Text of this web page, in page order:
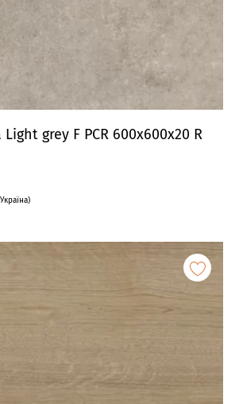
grey F PCR 600x600x20 R
Україна)